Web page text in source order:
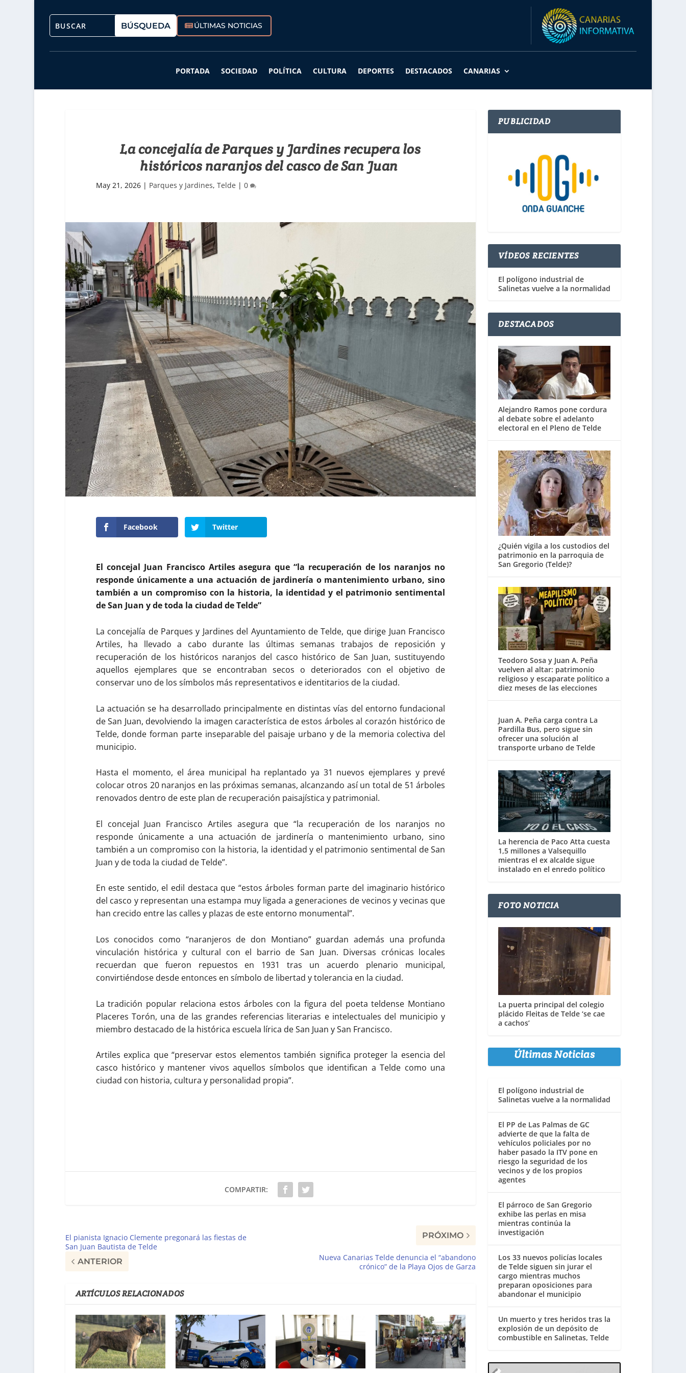
ÚLTIMAS NOTICIAS
PORTADA SOCIEDAD POLÍTICA CULTURA DEPORTES DESTACADOS CANARIAS
La concejalía de Parques y Jardines recupera los
históricos naranjos del casco de San Juan
May 21, 2026| Parques y Jardines, Telde | 0
Facebook Twitter
El concejal Juan Francisco Artiles asegura que “la recuperación de los naranjos no
responde únicamente a una actuación de jardinería o mantenimiento urbano, sino
también a un compromiso con la historia, la identidad y el patrimonio sentimental
de San Juan y de toda la ciudad de Telde”
La concejalía de Parques y Jardines del Ayuntamiento de Telde, que dirige Juan Francisco
Artiles, ha llevado a cabo durante las últimas semanas trabajos de reposición y
recuperación de los históricos naranjos del casco histórico de San Juan, sustituyendo
aquellos ejemplares que se encontraban secos o deteriorados con el objetivo de
conservar uno de los símbolos más representativos e identitarios de la ciudad.
La actuación se ha desarrollado principalmente en distintas vías del entorno fundacional
de San Juan, devolviendo la imagen característica de estos árboles al corazón histórico de
Telde, donde forman parte inseparable del paisaje urbano y de la memoria colectiva del
municipio.
Hasta el momento, el área municipal ha replantado ya 31 nuevos ejemplares y prevé
colocar otros 20 naranjos en las próximas semanas, alcanzando así un total de 51 árboles
renovados dentro de este plan de recuperación paisajística y patrimonial.
El concejal Juan Francisco Artiles asegura que “la recuperación de los naranjos no
responde únicamente a una actuación de jardinería o mantenimiento urbano, sino
también a un compromiso con la historia, la identidad y el patrimonio sentimental de San
Juan y de toda la ciudad de Telde”.
En este sentido, el edil destaca que “estos árboles forman parte del imaginario histórico
del casco y representan una estampa muy ligada a generaciones de vecinos y vecinas que
han crecido entre las calles y plazas de este entorno monumental”.
Los conocidos como “naranjeros de don Montiano” guardan además una profunda
vinculación histórica y cultural con el barrio de San Juan. Diversas crónicas locales
recuerdan que fueron repuestos en 1931 tras un acuerdo plenario municipal,
convirtiéndose desde entonces en símbolo de libertad y tolerancia en la ciudad.
La tradición popular relaciona estos árboles con la figura del poeta teldense Montiano
Placeres Torón, una de las grandes referencias literarias e intelectuales del municipio y
miembro destacado de la histórica escuela lírica de San Juan y San Francisco.
Artiles explica que “preservar estos elementos también significa proteger la esencia del
casco histórico y mantener vivos aquellos símbolos que identifican a Telde como una
ciudad con historia, cultura y personalidad propia”.
COMPARTIR:
El pianista Ignacio Clemente pregonará las fiestas de
San Juan Bautista de Telde
ANTERIOR
PRÓXIMO
Nueva Canarias Telde denuncia el “abandono
crónico” de la Playa Ojos de Garza
ARTÍCULOS RELACIONADOS
PUBLICIDAD
VÍDEOS RECIENTES
El polígono industrial de
Salinetas vuelve a la normalidad
DESTACADOS
Alejandro Ramos pone cordura
al debate sobre el adelanto
electoral en el Pleno de Telde
¿Quién vigila a los custodios del
patrimonio en la parroquia de
San Gregorio (Telde)?
Teodoro Sosa y Juan A. Peña
vuelven al altar: patrimonio
religioso y escaparate político a
diez meses de las elecciones
Juan A. Peña carga contra La
Pardilla Bus, pero sigue sin
ofrecer una solución al
transporte urbano de Telde
La herencia de Paco Atta cuesta
1,5 millones a Valsequillo
mientras el ex alcalde sigue
instalado en el enredo político
FOTO NOTICIA
La puerta principal del colegio
plácido Fleitas de Telde ‘se cae
a cachos’
Últimas Noticias
El polígono industrial de
Salinetas vuelve a la normalidad
El PP de Las Palmas de GC
advierte de que la falta de
vehículos policiales por no
haber pasado la ITV pone en
riesgo la seguridad de los
vecinos y de los propios
agentes
El párroco de San Gregorio
exhibe las perlas en misa
mientras continúa la
investigación
Los 33 nuevos policías locales
de Telde siguen sin jurar el
cargo mientras muchos
preparan oposiciones para
abandonar el municipio
Un muerto y tres heridos tras la
explosión de un depósito de
combustible en Salinetas, Telde